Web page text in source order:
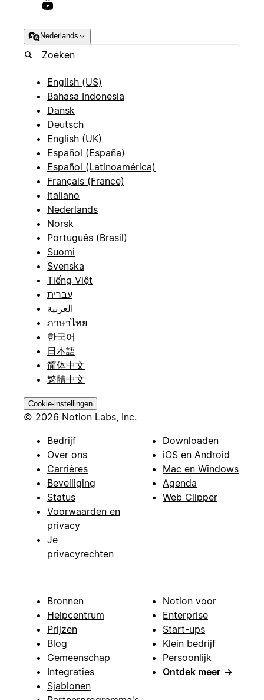
Nederlands
English (US)
Bahasa Indonesia
Dansk
Deutsch
English (UK)
Español (España)
Español (Latinoamérica)
Français (France)
Italiano
Nederlands
Norsk
Português (Brasil)
Suomi
Svenska
Tiếng Việt
עברית
العربية
ภาษาไทย
한국어
日本語
简体中文
繁體中文
Cookie-instellingen
© 2026 Notion Labs, Inc.
Bedrijf
Over ons
Carrières
Beveiliging
Status
Voorwaarden en
privacy
Je
privacyrechten
Downloaden
iOS en Android
Mac en Windows
Agenda
Web Clipper
Bronnen
Helpcentrum
Prijzen
Blog
Gemeenschap
Integraties
Sjablonen
Notion voor
Enterprise
Start-ups
Klein bedrijf
Persoonlijk
Ontdek meer →